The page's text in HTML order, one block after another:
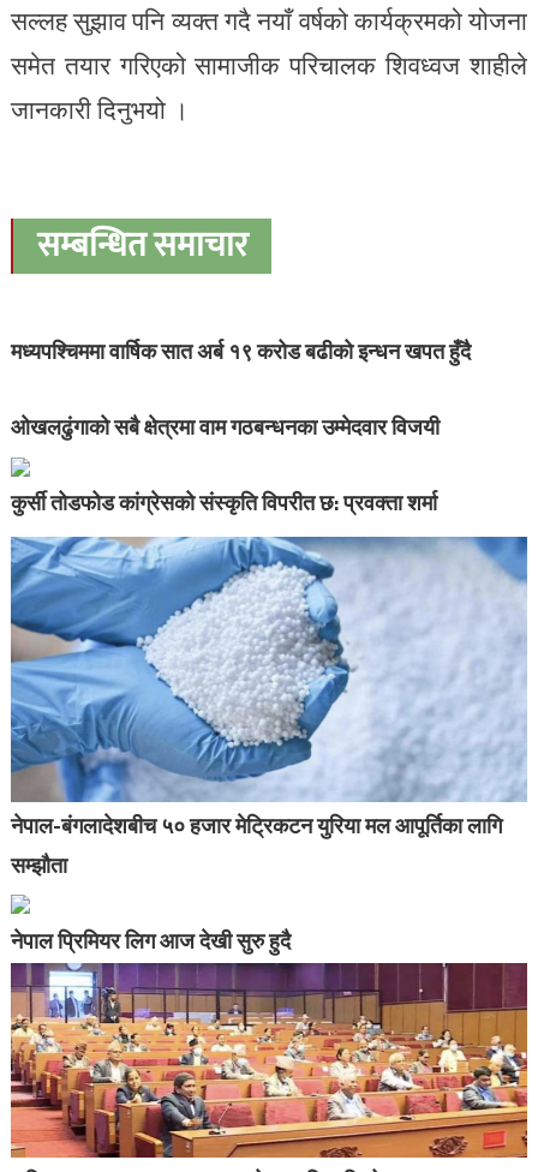
सल्लह सुझाव पनि व्यक्त गदै नयाँ वर्षको कार्यक्रमको योजना
समेत तयार गरिएको सामाजीक परिचालक शिवध्वज शाहीले
जानकारी दिनुभयो ।
सम्बन्धित समाचार
मध्यपश्चिममा वार्षिक सात अर्ब १९ करोड बढीको इन्धन खपत हुँदै
ओखलढुंगाको सबै क्षेत्रमा वाम गठबन्धनका उम्मेदवार विजयी
कुर्सी तोडफोड कांग्रेसको संस्कृति विपरीत छ: प्रवक्ता शर्मा
नेपाल-बंगलादेशबीच ५० हजार मेट्रिकटन युरिया मल आपूर्तिका लागि
सम्झौता
नेपाल प्रिमियर लिग आज देखी सुरु हुदै